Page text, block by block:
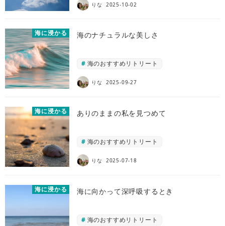
りな 2025-10-02
海に浸かる 海のナチュラルな美しさ
海のおすすめリトリート
りな 2025-09-27
海に浸かる ありのままの私を見つめて
海のおすすめリトリート
りな 2025-07-18
海に浸かる 海に向かって深呼吸するとき
海のおすすめリトリート